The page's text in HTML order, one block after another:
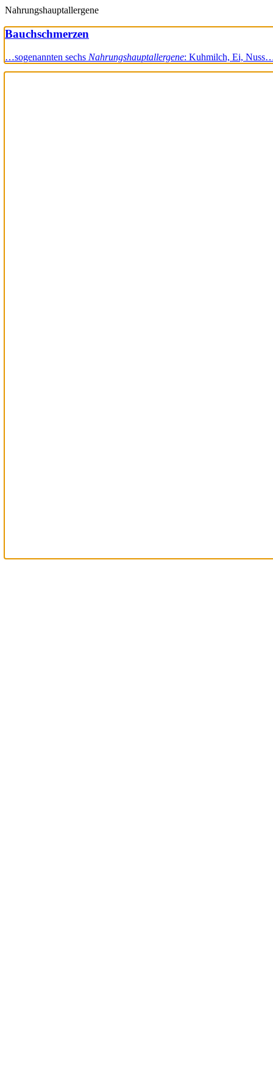
Nahrungshauptallergene
Bauchschmerzen
…sogenannten sechs Nahrungshauptallergene: Kuhmilch, Ei,